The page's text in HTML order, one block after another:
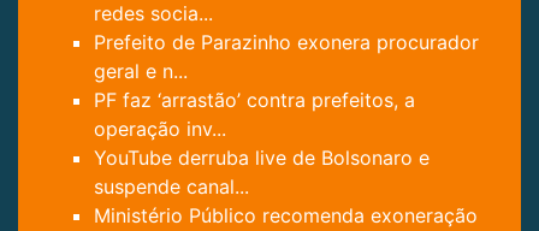
redes socia...
Prefeito de Parazinho exonera procurador
geral e n...
PF faz ‘arrastão’ contra prefeitos, a
operação inv...
YouTube derruba live de Bolsonaro e
suspende canal...
Ministério Público recomenda exoneração